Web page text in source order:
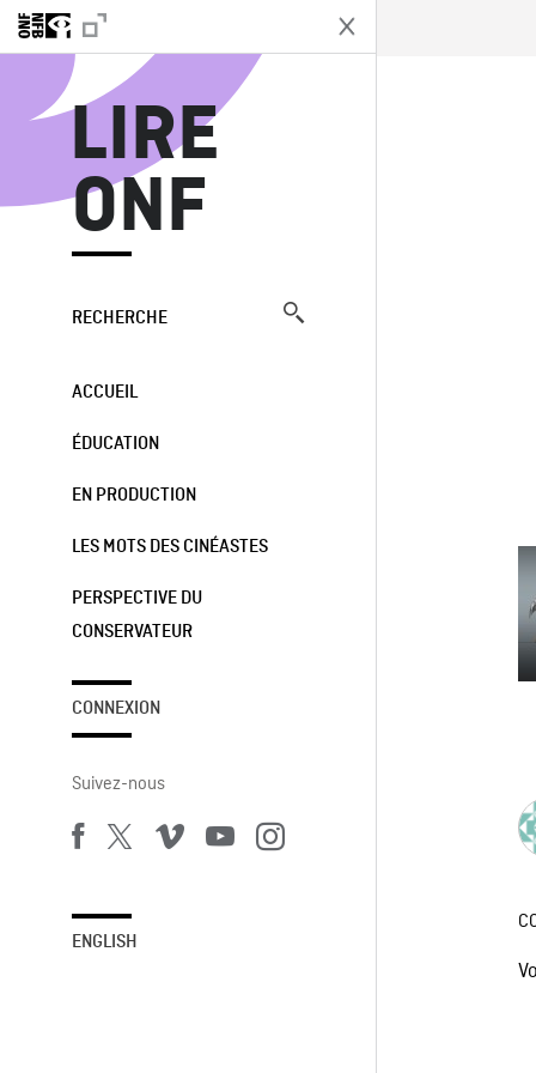
LIRE
ONF
RECHERCHE
ACCUEIL
ÉDUCATION
EN PRODUCTION
LES MOTS DES CINÉASTES
PERSPECTIVE DU
CONSERVATEUR
CONNEXION
Suivez-nous
ENGLISH